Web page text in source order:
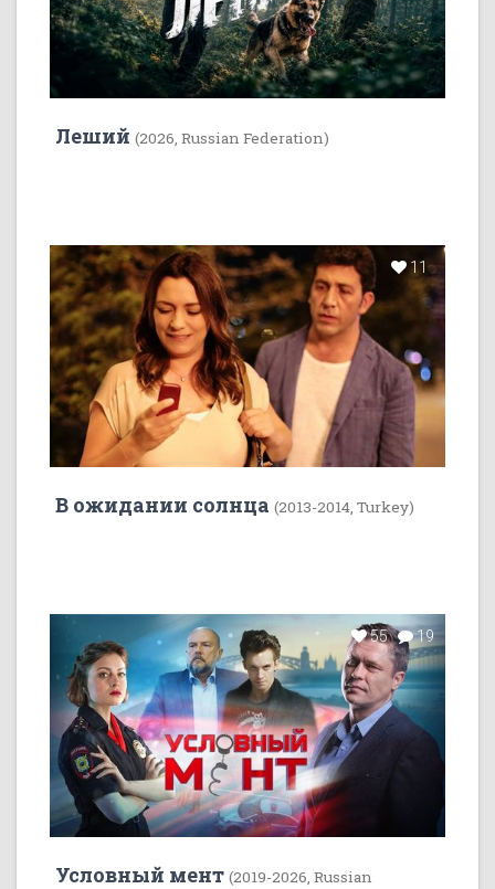
Леший (2026, Russian Federation)
11
В ожидании солнца (2013-2014, Turkey)
55 19
Условный мент (2019-2026, Russian